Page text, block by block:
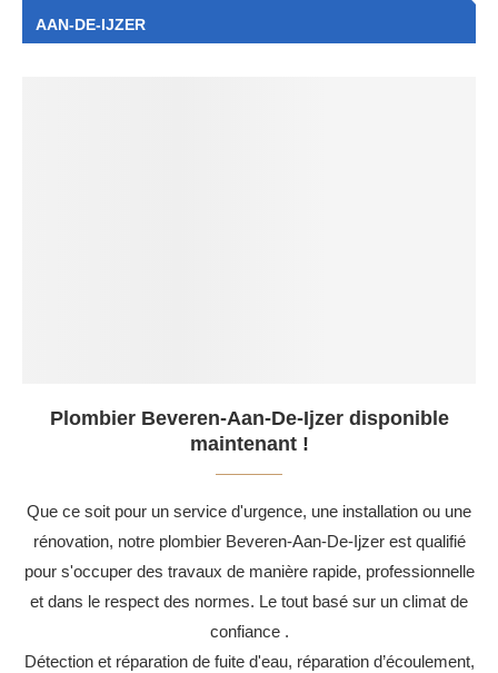
AAN-DE-IJZER
Plombier Beveren-Aan-De-Ijzer disponible
maintenant !
Que ce soit pour un service d'urgence, une installation ou une
rénovation, notre plombier Beveren-Aan-De-Ijzer est qualifié
pour s'occuper des travaux de manière rapide, professionnelle
et dans le respect des normes. Le tout basé sur un climat de
confiance .
Détection et réparation de fuite d'eau, réparation d’écoulement,